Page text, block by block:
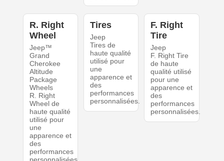
R. Right
Wheel
Jeep™
Grand
Cherokee
Altitude
Package
Wheels
R. Right
Wheel de
haute qualité
utilisé pour
une
apparence et
des
performances
personnalisées.
Tires
Jeep
Tires de
haute qualité
utilisé pour
une
apparence et
des
performances
personnalisées.
F. Right
Tire
Jeep
F. Right Tire
de haute
qualité utilisé
pour une
apparence et
des
performances
personnalisées.